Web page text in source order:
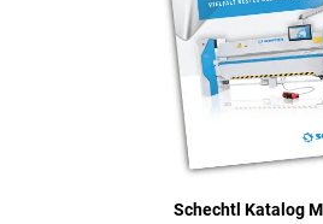
Schechtl Katalog